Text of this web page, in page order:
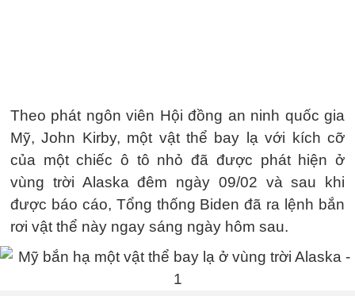
Theo phát ngôn viên Hội đồng an ninh quốc gia
Mỹ, John Kirby, một vật thể bay lạ với kích cỡ
của một chiếc ô tô nhỏ đã được phát hiện ở
vùng trời Alaska đêm ngày 09/02 và sau khi
được báo cáo, Tổng thống Biden đã ra lệnh bắn
rơi vật thể này ngay sáng ngày hôm sau.